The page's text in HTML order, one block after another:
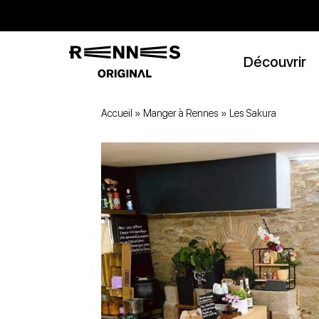
Découvrir
Accueil » Manger à Rennes » Les Sakura